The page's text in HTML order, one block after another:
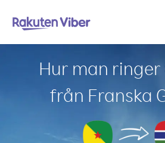
Hur man
från Franska